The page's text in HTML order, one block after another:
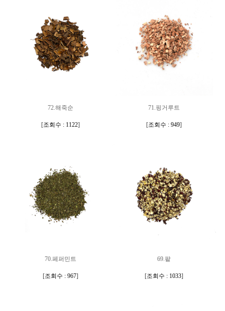
72.해죽순
[조회수 : 1122]
71.핑거루트
[조회수 : 949]
70.페퍼민트
[조회수 : 967]
69.팥
[조회수 : 1033]